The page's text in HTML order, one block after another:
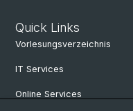
Quick Links
Vorlesungsverzeichnis
IT Services
Online Services